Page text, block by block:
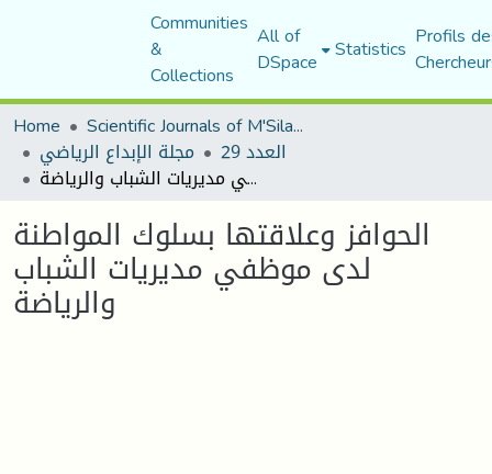
Communities
&
Collections
All of
DSpace Statistics Profils
Home
Scientific Journals of M'Sila University
مجلة الإبداع الرياضي العدد 29
الحوافز وعلاقتها بسلوك المواطنة لدى موظفي مديريات الشباب والرياضة
الحوافز وعلاقتها بسلوك المواطنة
لدى موظفي مديريات الشباب
والرياضة